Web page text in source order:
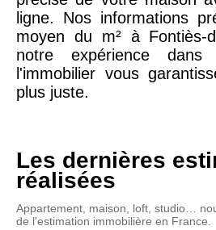
ligne. Nos informations
moyen du m² à Fontiès-
notre expérience
l'immobilier vous
plus juste.
Les dernières
réalisées
Appartement, maison, loft, studio…
de l'estimation immobilière en France.